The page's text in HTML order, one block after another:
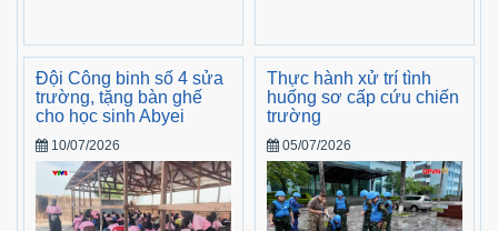
Đội Công binh số 4 sửa
trường, tặng bàn ghế
cho học sinh Abyei
10/07/2026
Thực hành xử trí tình
huống sơ cấp cứu chiến
trường
05/07/2026